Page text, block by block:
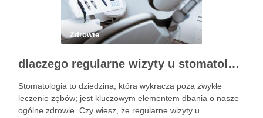
Zdrowie
dlaczego regularne wizyty u stomatologa są kluczowe dla zdrowia jamy ustnej?
Stomatologia to dziedzina, która wykracza poza zwykłe
leczenie zębów; jest kluczowym elementem dbania o nasze
ogólne zdrowie. Czy wiesz, że regularne wizyty u